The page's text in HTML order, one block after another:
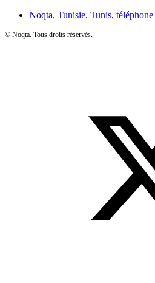
Noqta, Tunisie, Tunis, téléphone
© Noqta. Tous droits réservés.